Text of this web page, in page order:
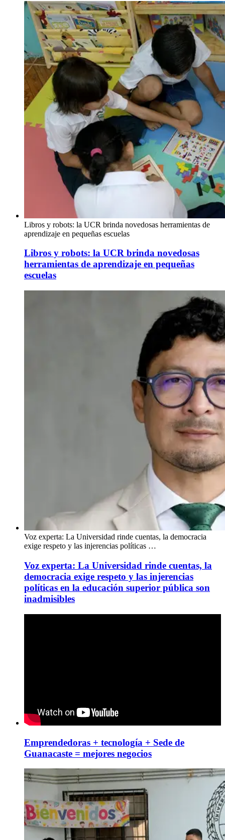
Libros y robots: la UCR brinda novedosas herramientas de
aprendizaje en pequeñas escuelas
Libros y robots: la UCR brinda novedosas
herramientas de aprendizaje en pequeñas
escuelas
Voz experta: La Universidad rinde cuentas, la democracia
exige respeto y las injerencias políticas …
Voz experta: La Universidad rinde cuentas, la
democracia exige respeto y las injerencias
políticas en la educación superior pública son
inadmisibles
Emprendedoras + tecnología + Sede de
Guanacaste = mejores negocios